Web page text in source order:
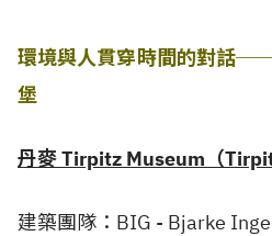
環境與人貫穿時間的對話
堡
丹麥 Tirpitz Museum（
建築團隊：BIG - Bjarke